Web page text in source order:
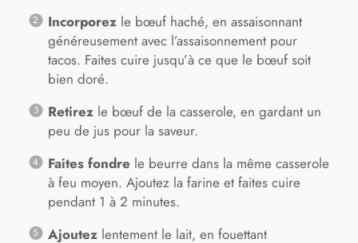
Incorporezle bœuf haché, en assaisonnant
généreusement avec l’assaisonnement pour
tacos. Faites cuire jusqu’à ce que le bœuf soit
bien doré.
Retirezle bœuf de la casserole, en gardant un
peu de jus pour la saveur.
Faites fondre le beurre dans la même casserole
à feu moyen. Ajoutez la farine et faites cuire
pendant 1 à 2 minutes.
Ajoutezlentement le lait, en fouettant